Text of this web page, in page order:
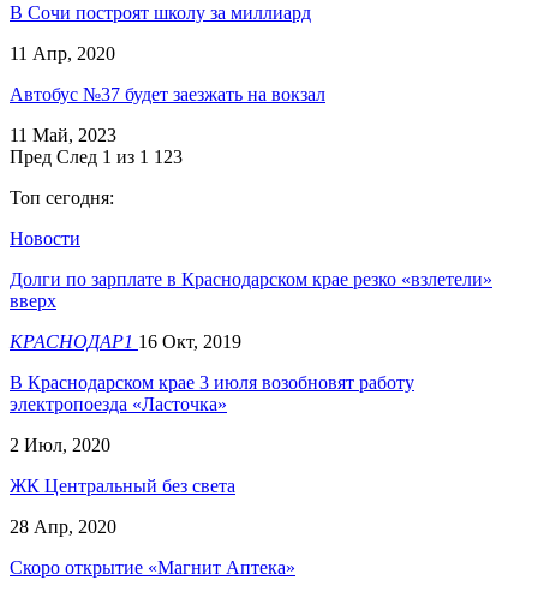
В Сочи построят школу за миллиард
11 Апр, 2020
Автобус №37 будет заезжать на вокзал
11 Май, 2023
Пред След 1 из 1 123
Топ сегодня:
Новости
Долги по зарплате в Краснодарском крае резко «взлетели»
вверх
КРАСНОДАР1 16 Окт, 2019
В Краснодарском крае 3 июля возобновят работу
электропоезда «Ласточка»
2 Июл, 2020
ЖК Центральный без света
28 Апр, 2020
Скоро открытие «Магнит Аптека»